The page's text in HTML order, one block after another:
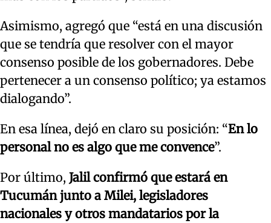
Asimismo, agregó que “está en una discusión
que se tendría que resolver con el mayor
consenso posible de los gobernadores. Debe
pertenecer a un consenso político; ya estamos
dialogando”.
En esa línea, dejó en claro su posición: “En lo
personal no es algo que me convence”.
Por último, Jalil confirmó que estará en
Tucumán junto a Milei, legisladores
nacionales y otros mandatarios por la